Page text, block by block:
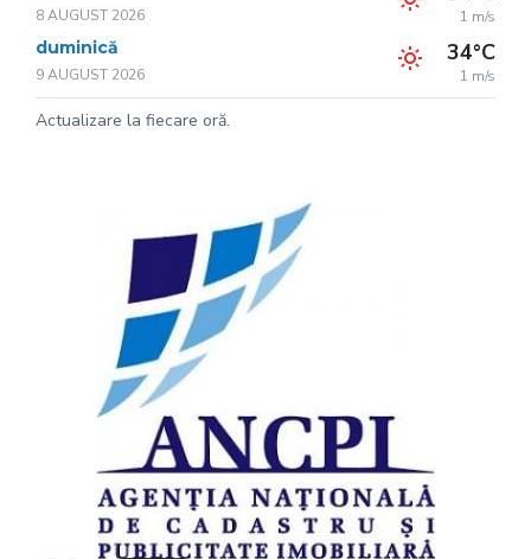
8 AUGUST 2026 1 m/s
duminică
9 AUGUST 2026
34°C
1 m/s
Actualizare la fiecare oră.